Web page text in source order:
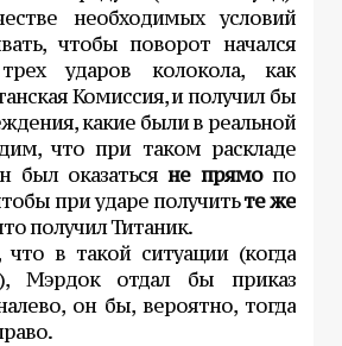
необходимых условий
чтобы поворот начался
ударов колокола, как
Комиссия, и получил бы
какие были в реальной
что при таком раскладе
был оказатьсяне прямопо
при ударе получитьте же
получил Титаник.
что в такой ситуации (когда
Мэрдок отдал бы приказ
он бы, вероятно, тогда